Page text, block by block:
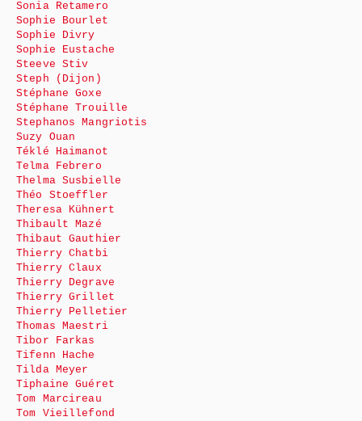
Sonia Retamero
Sophie Bourlet
Sophie Divry
Sophie Eustache
Steeve Stiv
Steph (Dijon)
Stéphane Goxe
Stéphane Trouille
Stephanos Mangriotis
Suzy Ouan
Téklé Haimanot
Telma Febrero
Thelma Susbielle
Théo Stoeffler
Theresa Kühnert
Thibault Mazé
Thibaut Gauthier
Thierry Chatbi
Thierry Claux
Thierry Degrave
Thierry Grillet
Thierry Pelletier
Thomas Maestri
Tibor Farkas
Tifenn Hache
Tilda Meyer
Tiphaine Guéret
Tom Marcireau
Tom Vieillefond